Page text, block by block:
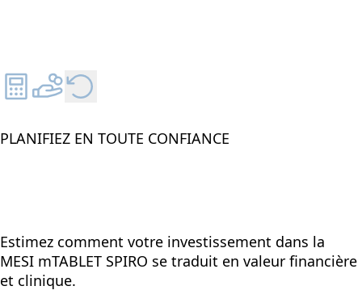
PLANIFIEZ EN TOUTE CONFIANCE
Estimez comment votre investissement dans la
MESI mTABLET SPIRO se traduit en valeur financière
et clinique.